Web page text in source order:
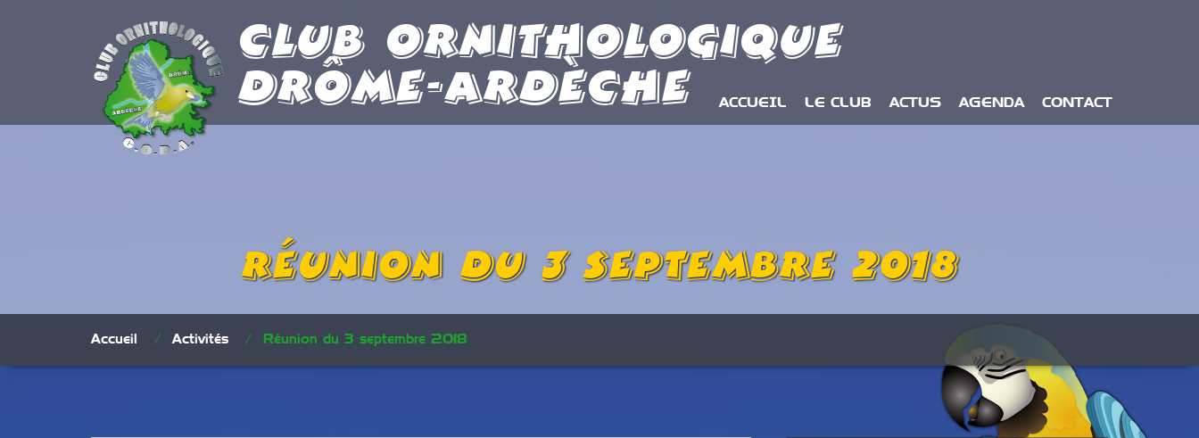
Club Ornithologique
Drôme-Ardèche
ACCUEIL LE CLUB ACTUS AGENDA CONTACT
Réunion du 3 septembre 2018
Accueil /Activités / Réunion du 3 septembre 2018